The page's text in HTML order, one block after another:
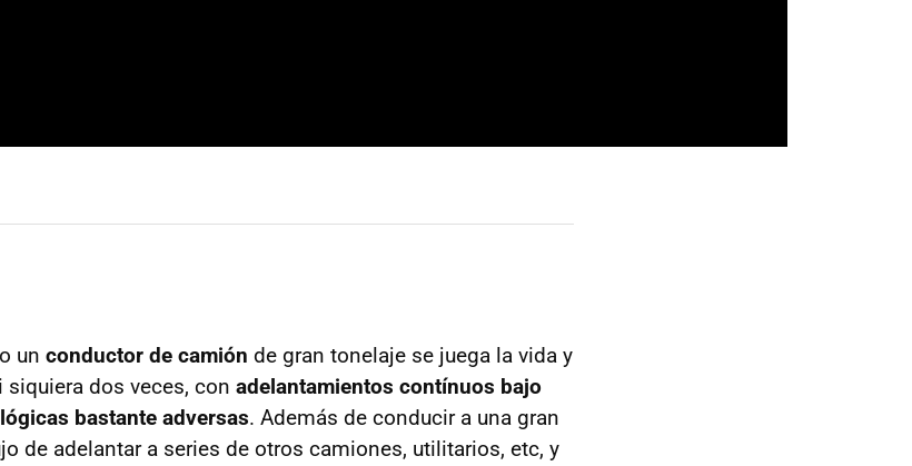
un conductor de camión de gran tonelaje se juega la vida y
dos veces, con adelantamientos contínuos bajo
bastante adversas. Además de conducir a una gran
de adelantar a series de otros camiones, utilitarios, etc, y